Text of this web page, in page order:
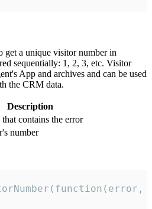
get a unique visitor number in
sequentially: 1, 2, 3, etc. Visitor
App and archives and can be used
the CRM data.
Description
that contains the error
number